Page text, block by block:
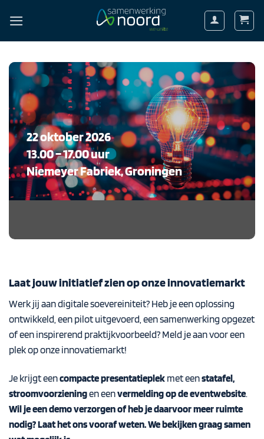
naar
22 oktober 2026
13.00 – 17.00 uur
Niemeyer Fabriek, Groningen
Laat jouw initiatief zien op onze innovatiemarkt
Werk jij aan digitale soevereiniteit? Heb je een oplossing
ontwikkeld, een pilot uitgevoerd, een samenwerking opgezet
of een inspirerend praktijkvoorbeeld? Meld je aan voor een
plek op onze innovatiemarkt!
Je krijgt eencompacte presentatieplek met eenstatafel,
stroomvoorzieningen eenvermelding op de eventwebsite.
Wil je een demo verzorgen of heb je daarvoor meer ruimte
nodig? Laat het ons vooraf weten. We bekijken graag samen